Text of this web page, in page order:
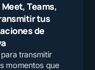
Meet, Teams,
tus
de
transmitir
momentos que